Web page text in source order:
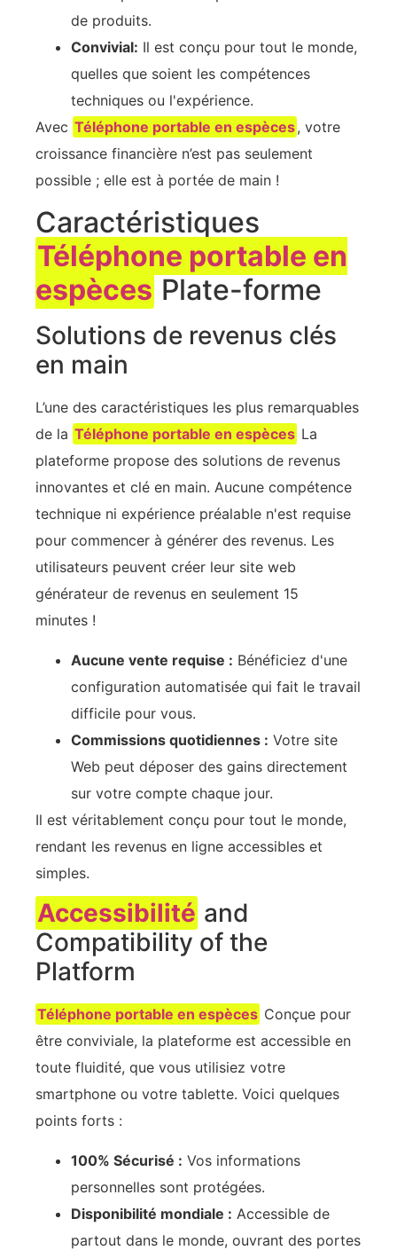
de produits.
Convivial: Il est conçu pour tout le monde,
quelles que soient les compétences
techniques ou l'expérience.
Avec Téléphone portable en espèces, votre
croissance financière n’est pas seulement
possible ; elle est à portée de main !
Caractéristiques
Téléphone portable en
espèces Plate-forme
Solutions de revenus clés
en main
L’une des caractéristiques les plus remarquables
de la Téléphone portable en espèces La
plateforme propose des solutions de revenus
innovantes et clé en main. Aucune compétence
technique ni expérience préalable n'est requise
pour commencer à générer des revenus. Les
utilisateurs peuvent créer leur site web
générateur de revenus en seulement 15
minutes !
Aucune vente requise : Bénéficiez d'une
configuration automatisée qui fait le travail
difficile pour vous.
Commissions quotidiennes : Votre site
Web peut déposer des gains directement
sur votre compte chaque jour.
Il est véritablement conçu pour tout le monde,
rendant les revenus en ligne accessibles et
simples.
Accessibilité and
Compatibility of the
Platform
Téléphone portable en espèces Conçue pour
être conviviale, la plateforme est accessible en
toute fluidité, que vous utilisiez votre
smartphone ou votre tablette. Voici quelques
points forts :
100% Sécurisé : Vos informations
personnelles sont protégées.
Disponibilité mondiale : Accessible de
partout dans le monde, ouvrant des portes